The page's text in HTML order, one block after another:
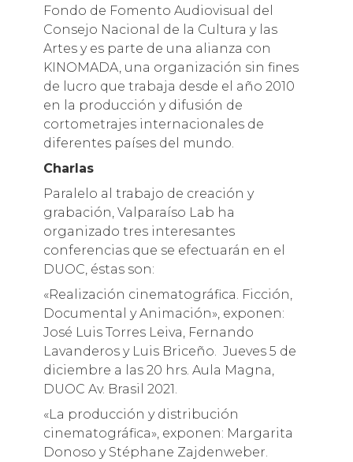
Fondo de Fomento Audiovisual del
Consejo Nacional de la Cultura y las
Artes y es parte de una alianza con
KINOMADA, una organización sin fines
de lucro que trabaja desde el año 2010
en la producción y difusión de
cortometrajes internacionales de
diferentes países del mundo.
Charlas
Paralelo al trabajo de creación y
grabación, Valparaíso Lab ha
organizado tres interesantes
conferencias que se efectuarán en el
DUOC, éstas son:
«Realización cinematográfica. Ficción,
Documental y Animación», exponen:
José Luis Torres Leiva, Fernando
Lavanderos y Luis Briceño. Jueves 5 de
diciembre a las 20 hrs. Aula Magna,
DUOC Av. Brasil 2021.
«La producción y distribución
cinematográfica», exponen: Margarita
Donoso y Stéphane Zajdenweber.